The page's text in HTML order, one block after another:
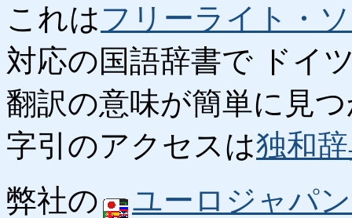
これはフリーライト・
対応の国語辞書で ドイ
翻訳の意味が簡単に見
字引のアクセスは独和
弊社の
ユーロジャパ